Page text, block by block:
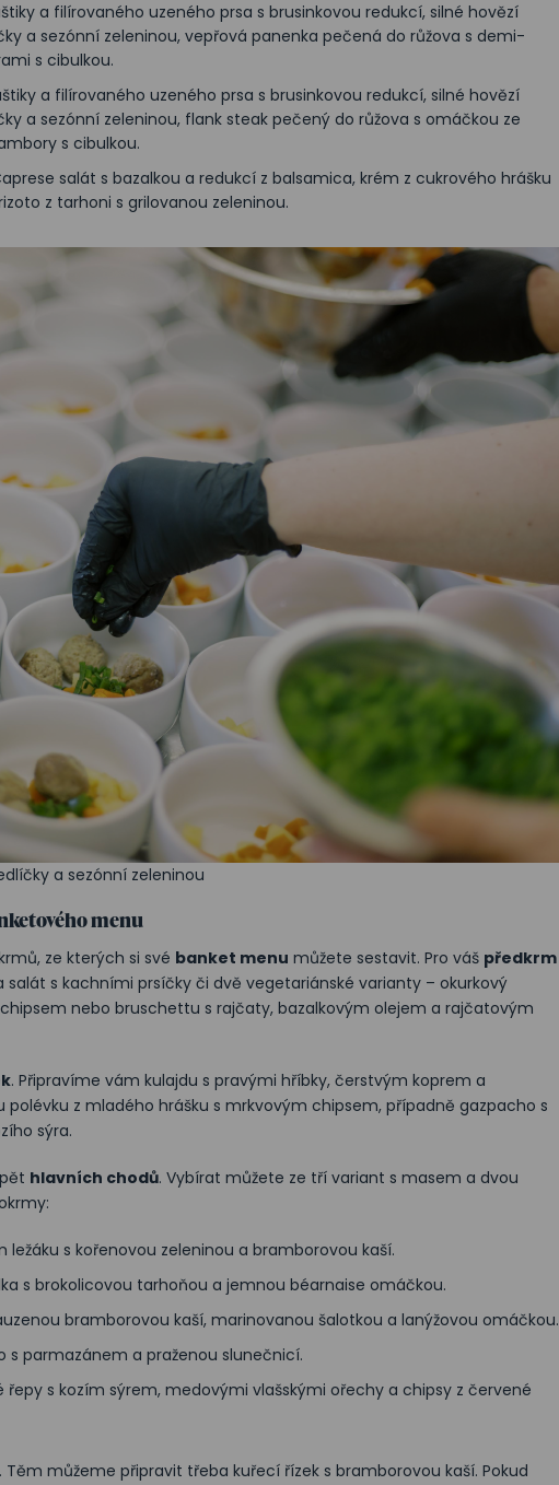
a filírovaného uzeného prsa s brusinkovou redukcí, silné hovězí
a sezónní zeleninou, vepřová panenka pečená do růžova s demi-
s cibulkou.
a filírovaného uzeného prsa s brusinkovou redukcí, silné hovězí
a sezónní zeleninou, flank steak pečený do růžova s omáčkou ze
s cibulkou.
salát s bazalkou a redukcí z balsamica, krém z cukrového hrášku
z tarhoni s grilovanou zeleninou.
a sezónní zeleninou
menu
ze kterých si své banket menu můžete sestavit. Pro váš předkrm
salát s kachními prsíčky či dvě vegetariánské varianty – okurkový
nebo bruschettu s rajčaty, bazalkovým olejem a rajčatovým
. Připravíme vám kulajdu s pravými hříbky, čerstvým koprem a
z mladého hrášku s mrkvovým chipsem, případně gazpacho s
sýra.
hlavních chodů. Vybírat můžete ze tří variant s masem a dvou
ležáku s kořenovou zeleninou a bramborovou kaší.
s brokolicovou tarhoňou a jemnou béarnaise omáčkou.
bramborovou kaší, marinovanou šalotkou a lanýžovou omáčkou.
s parmazánem a praženou slunečnicí.
řepy s kozím sýrem, medovými vlašskými ořechy a chipsy z červené
. Těm můžeme připravit třeba kuřecí řízek s bramborovou kaší. Pokud